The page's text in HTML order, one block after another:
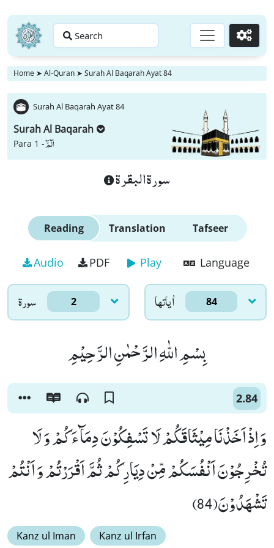
Search Go
Home ➤ Al-Quran ➤ Surah Al Baqarah Ayat 84
Surah Al Baqarah Ayat 84
Surah Al Baqarah
Para 1 -الٓمّٓ
سورة البقرة
Reading Translation Tafseer
Audio PDF Play Language
سورۃ 2 اٰياتها 84
بِسْمِ اللّٰهِ الرَّحْمٰنِ الرَّحِیْمِ
2.84
وَ اِذْ اَخَذْنَا مِیْثَاقَكُمْ لَا تَسْفِكُوْنَ دِمَآءَكُمْ وَ لَا
تُخْرِجُوْنَ اَنْفُسَكُمْ مِّنْ دِیَارِكُمْ ثُمَّ اَقْرَرْتُمْ وَ اَنْتُمْ
تَشْهَدُوْنَ(84)
Kanz ul Iman Kanz ul Irfan